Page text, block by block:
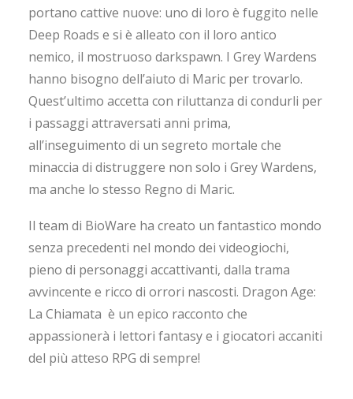
portano cattive nuove: uno di loro è fuggito nelle
Deep Roads e si è alleato con il loro antico
nemico, il mostruoso darkspawn. I Grey Wardens
hanno bisogno dell’aiuto di Maric per trovarlo.
Quest’ultimo accetta con riluttanza di condurli per
i passaggi attraversati anni prima,
all’inseguimento di un segreto mortale che
minaccia di distruggere non solo i Grey Wardens,
ma anche lo stesso Regno di Maric.
Il team di BioWare ha creato un fantastico mondo
senza precedenti nel mondo dei videogiochi,
pieno di personaggi accattivanti, dalla trama
avvincente e ricco di orrori nascosti. Dragon Age:
La Chiamata è un epico racconto che
appassionerà i lettori fantasy e i giocatori accaniti
del più atteso RPG di sempre!